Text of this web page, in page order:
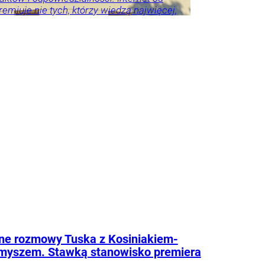
nie tych, którzy wiedzą najwięcej,
rozmowy Tuska z Kosiniakiem-
Stawką stanowisko premiera